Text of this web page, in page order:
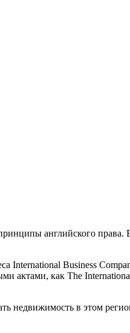
английского
International Business
актами, как The
недвижимость в этом